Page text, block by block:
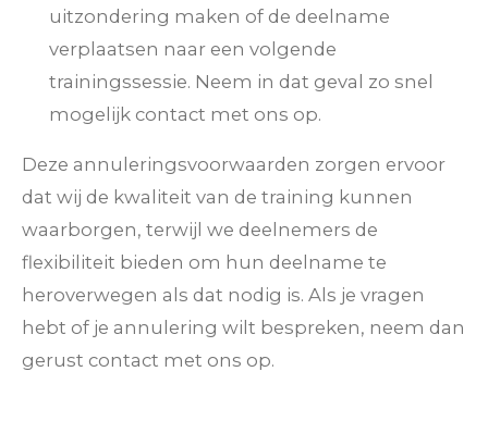
uitzondering maken of de deelname
verplaatsen naar een volgende
trainingssessie. Neem in dat geval zo snel
mogelijk contact met ons op.
Deze annuleringsvoorwaarden zorgen ervoor
dat wij de kwaliteit van de training kunnen
waarborgen, terwijl we deelnemers de
flexibiliteit bieden om hun deelname te
heroverwegen als dat nodig is. Als je vragen
hebt of je annulering wilt bespreken, neem dan
gerust contact met ons op.